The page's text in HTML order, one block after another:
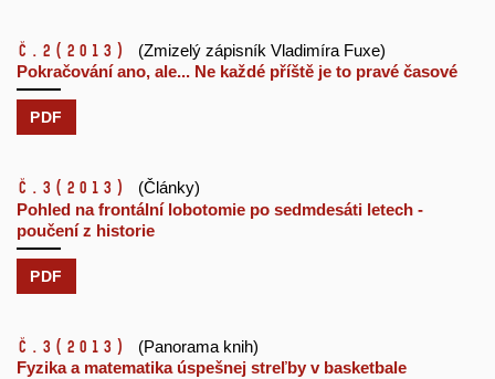
č.2 (2013)
(Zmizelý zápisník Vladimíra Fuxe)
Pokračování ano, ale... Ne každé příště je to pravé časové
PDF
č.3 (2013)
(Články)
Pohled na frontální lobotomie po sedmdesáti letech -
poučení z historie
PDF
č.3 (2013)
(Panorama knih)
Fyzika a matematika úspešnej streľby v basketbale